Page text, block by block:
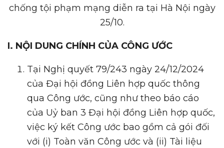
chống tội phạm mạng diễn ra tại Hà Nội ngày
25/10.
I. NỘI DUNG CHÍNH CỦA CÔNG ƯỚC
Tại Nghị quyết 79/243 ngày 24/12/2024
của Đại hội đồng Liên hợp quốc thông
qua Công ước, cũng như theo báo cáo
của Uỷ ban 3 Đại hội đồng Liên hợp quốc,
việc ký kết Công ước bao gồm cả gói đối
với (i) Toàn văn Công ước và (ii) Tài liệu